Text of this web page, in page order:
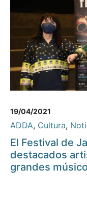
19/04/2021
ADDA, Cultura,
El Festival de
destacados
grandes